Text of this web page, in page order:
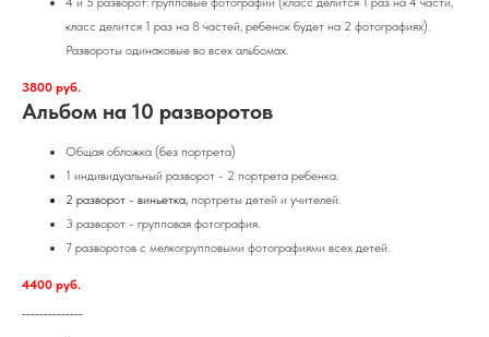
класс делится 1 раз на 8 частей, ребенок будет на 2 фотографиях).
Развороты одинаковые во всех альбомах.
3800 руб.
Альбом на 10 разворотов
Общая обложка (без портрета)
1 индивидуальный разворот - 2 портрета ребенка.
2 разворот - виньетка, портреты детей и учителей.
3 разворот - групповая фотография.
7 разворотов с мелкогрупповыми фотографиями всех детей.
4400 руб.